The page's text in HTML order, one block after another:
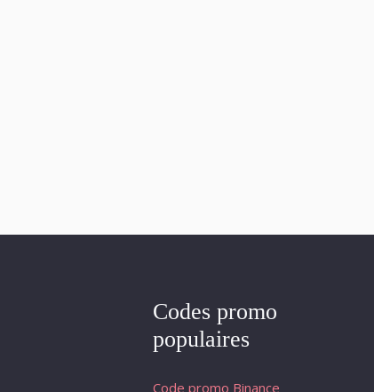
Codes promo
populaires
Code promo Binance